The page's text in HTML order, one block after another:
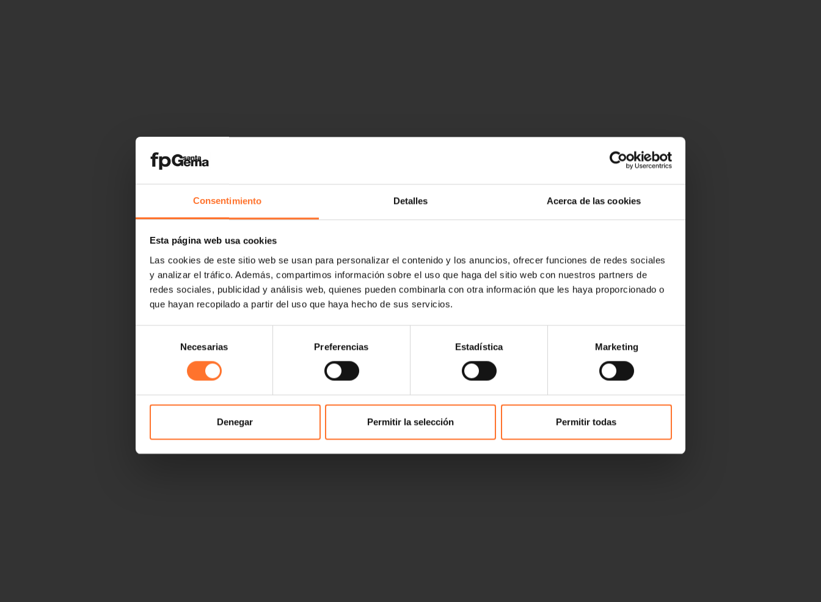
Consentimiento Detalles Acerca de las cookies
Esta página web usa cookies
Las cookies de este sitio web se usan para personalizar el contenido y los anuncios, ofrecer funciones de redes sociales
y analizar el tráfico. Además, compartimos información sobre el uso que haga del sitio web con nuestros partners de
redes sociales, publicidad y análisis web, quienes pueden combinarla con otra información que les haya proporcionado o
que hayan recopilado a partir del uso que haya hecho de sus servicios.
consentimiento
Necesarias Preferencias Estadística Marketing
Denegar Permitir la selección Permitir todas